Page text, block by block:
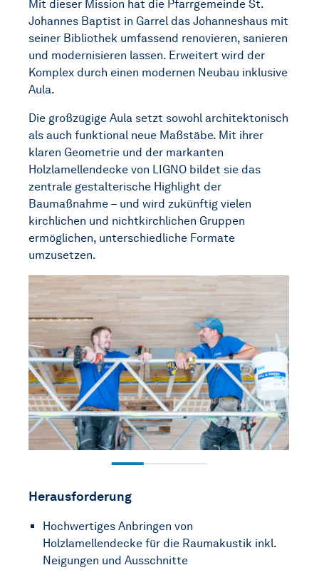
Mit dieser Mission hat die Pfarrgemeinde St.
Johannes Baptist in Garrel das Johanneshaus mit
seiner Bibliothek umfassend renovieren, sanieren
und modernisieren lassen. Erweitert wird der
Komplex durch einen modernen Neubau inklusive
Aula.
Die großzügige Aula setzt sowohl architektonisch
als auch funktional neue Maßstäbe. Mit ihrer
klaren Geometrie und der markanten
Holzlamellendecke von LIGNO bildet sie das
zentrale gestalterische Highlight der
Baumaßnahme – und wird zukünftig vielen
kirchlichen und nichtkirchlichen Gruppen
ermöglichen, unterschiedliche Formate
umzusetzen.
Herausforderung
Hochwertiges Anbringen von
Holzlamellendecke für die Raumakustik inkl.
Neigungen und Ausschnitte